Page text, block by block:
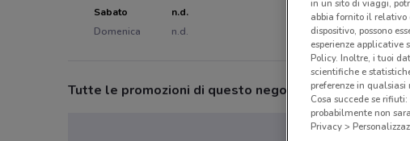
Sabato
n.d.
Domenica
n.d.
Tutte le promozioni di questo negozio
in un sito di viaggi,
abbia fornito il
dispositivo, possono
esperienze
Policy. Inoltre, i tuoi
scientifiche e
preferenze in
Cosa succede se
probabilmente non
Privacy >